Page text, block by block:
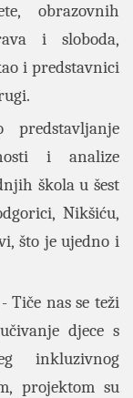
obrazovnih
i sloboda,
i predstavnici
i analize
škola u šest
Nikšiću,
što je ujedno i
- Tiče nas se teži
djece s
inkluzivnog
projektom su